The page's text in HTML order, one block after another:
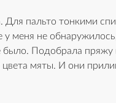
Для пальто тонкими
у меня не
было. Подобрала
мяты. И они